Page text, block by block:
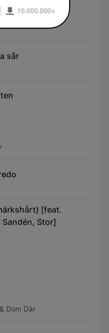
maskros
sår
[feat.
Stor]
Dom Där